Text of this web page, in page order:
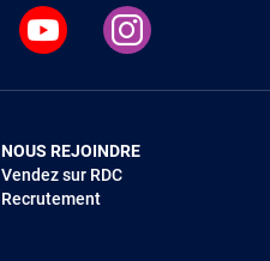
NOUS REJOINDRE
Vendez sur RDC
Recrutement